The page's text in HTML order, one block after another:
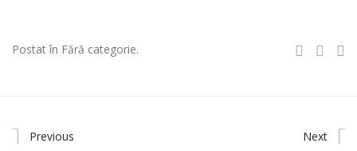
Postat în Fără categorie.
Previous Next